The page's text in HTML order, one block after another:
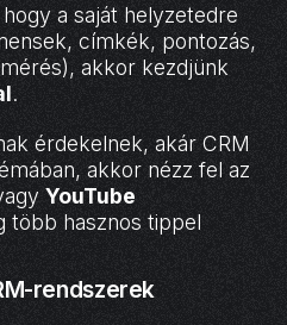
a saját helyzetedre
címkék, pontozás,
akkor kezdjünk
.
érdekelnek, akár CRM
akkor nézz fel az
YouTube
több hasznos tippel
rendszerek